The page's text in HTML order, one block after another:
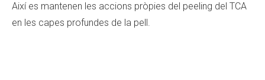
Així es mantenen les accions pròpies del peeling del TCA
en les capes profundes de la pell.